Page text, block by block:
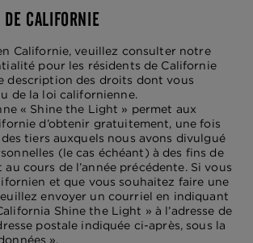
CALIFORNIE
Californie, veuillez consulter notre
pour les résidents de Californie
description des droits dont vous
de la loi californienne.
« Shine the Light » permet aux
d’obtenir gratuitement, une fois
tiers auxquels nous avons divulgué
(le cas échéant) à des fins de
cours de l’année précédente. Si vous
et que vous souhaitez faire une
envoyer un courriel en indiquant
Shine the Light » à l’adresse de
postale indiquée ci-après, sous la
».